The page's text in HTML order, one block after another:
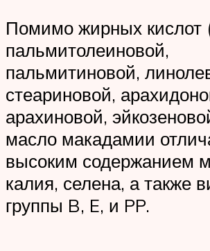
Помимо жирных кислот
пальмитолеиновой,
пальмитиновой,
стеариновой,
арахиновой,
масло макадамии
высоким содержанием
калия, селена, а также
группы B, E, и PP.